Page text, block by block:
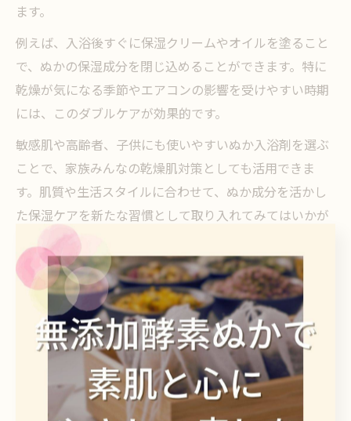
ます。
例えば、入浴後すぐに保湿クリームやオイルを塗ること
で、ぬかの保湿成分を閉じ込めることができます。特に
乾燥が気になる季節やエアコンの影響を受けやすい時期
には、このダブルケアが効果的です。
敏感肌や高齢者、子供にも使いやすいぬか入浴剤を選ぶ
ことで、家族みんなの乾燥肌対策としても活用できま
す。肌質や生活スタイルに合わせて、ぬか成分を活かし
た保湿ケアを新たな習慣として取り入れてみてはいかが
でしょうか。
敏感肌にもぴったりな天然ぬかの力
敏感肌も安心して使えるぬか入浴剤の特徴
敏感肌や乾燥肌の方が入浴剤を選ぶ際は、刺激の少ない